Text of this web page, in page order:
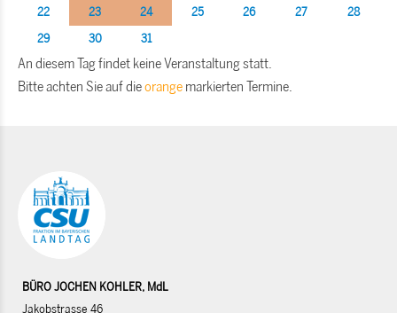
22
23 24 25 26 27
28
29
30 31
An diesem Tag findet keine Veranstaltung statt.
Bitte achten Sie auf dieorange markierten Termine.
BÜRO JOCHEN KOHLER, MdL
Jakobstrasse 46